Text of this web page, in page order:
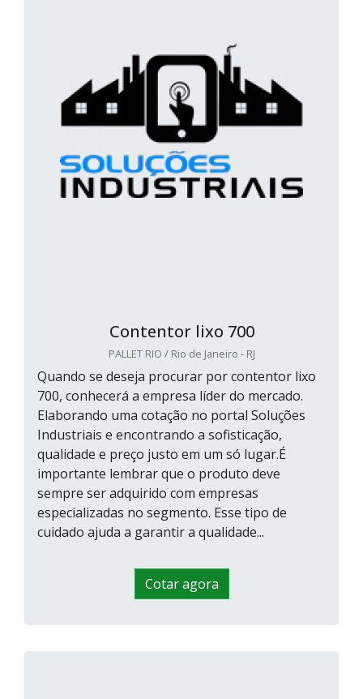
Contentor lixo 700
PALLET RIO / Rio de Janeiro - RJ
Quando se deseja procurar por contentor lixo
700, conhecerá a empresa líder do mercado.
Elaborando uma cotação no portal Soluções
Industriais e encontrando a sofisticação,
qualidade e preço justo em um só lugar.É
importante lembrar que o produto deve
sempre ser adquirido com empresas
especializadas no segmento. Esse tipo de
cuidado ajuda a garantir a qualidade...
Cotar agora